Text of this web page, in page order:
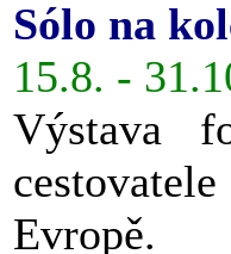
Sólo na
15.8. -
Výstava
Evropě.